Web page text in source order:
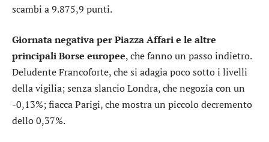
scambi a 9.875,9 punti.
Giornata negativa per Piazza Affari e le altre
principali Borse europee, che fanno un passo indietro.
DeludenteFrancoforte, che si adagia poco sotto i livelli
della vigilia; senza slancioLondra, che negozia con un
-0,13%; fiaccaParigi, che mostra un piccolo decremento
dello 0,37%.